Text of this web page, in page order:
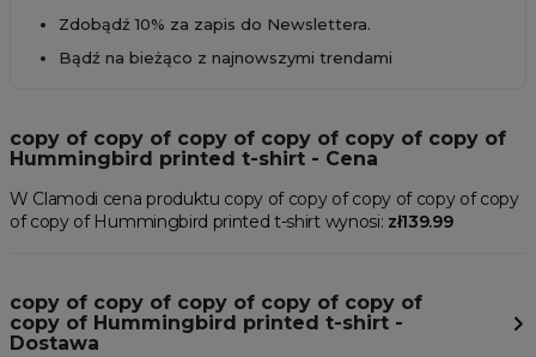
Zdobądź 10% za zapis do Newslettera.
Bądź na bieżąco z najnowszymi trendami
copy of copy of copy of copy of copy of copy of
Hummingbird printed t-shirt - Cena
W Clamodi cena produktu copy of copy of copy of copy of copy
of copy of Hummingbird printed t-shirt wynosi: zł139.99
copy of copy of copy of copy of copy of
copy of Hummingbird printed t-shirt -
Dostawa